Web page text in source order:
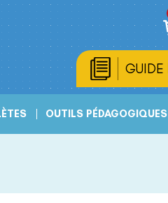
GUIDE
OUTILS PÉDAGOGIQUES